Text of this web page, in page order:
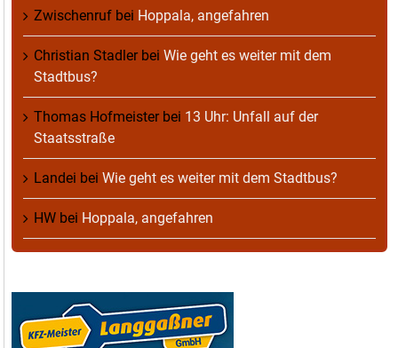
Zwischenruf bei Hoppala, angefahren
Christian Stadlerbei Wie geht es weiter mit dem
Stadtbus?
Thomas Hofmeisterbei 13 Uhr: Unfall auf der
Staatsstraße
Landei bei Wie geht es weiter mit dem Stadtbus?
HW bei Hoppala, angefahren